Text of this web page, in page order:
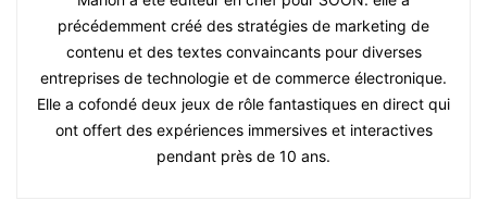
précédemment créé des stratégies de marketing de
contenu et des textes convaincants pour diverses
entreprises de technologie et de commerce électronique.
Elle a cofondé deux jeux de rôle fantastiques en direct qui
ont offert des expériences immersives et interactives
pendant près de 10 ans.